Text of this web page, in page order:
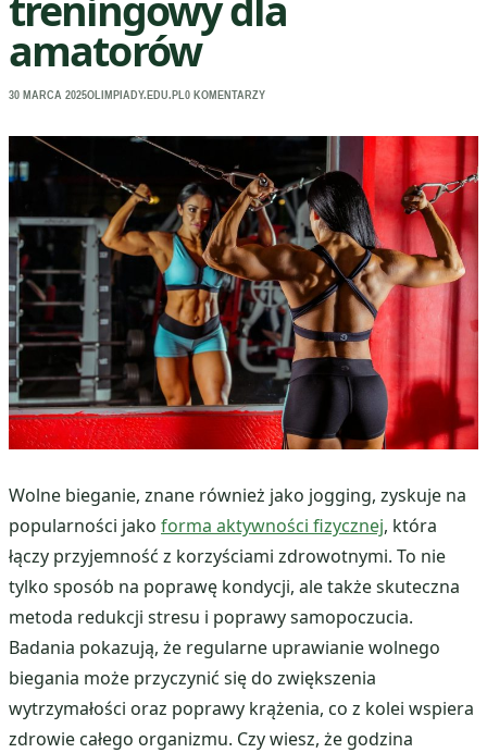
amatorów
30 MARCA 2025OLIMPIADY.EDU.PL 0 KOMENTARZY
Wolne bieganie, znane również jako jogging, zyskuje na
popularności jako forma aktywności fizycznej, która
łączy przyjemność z korzyściami zdrowotnymi. To nie
tylko sposób na poprawę kondycji, ale także skuteczna
metoda redukcji stresu i poprawy samopoczucia.
Badania pokazują, że regularne uprawianie wolnego
biegania może przyczynić się do zwiększenia
wytrzymałości oraz poprawy krążenia, co z kolei wspiera
zdrowie całego organizmu. Czy wiesz, że godzina